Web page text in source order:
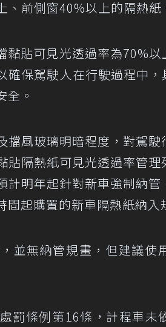
前側窗40%以上的隔熱紙
黏貼可見光透過率為70%
確保駕駛人在行駛過程中
全。
擋風玻璃明暗程度，對駕
隔熱紙可見光透過率管理
計明年起針對新車強制納
起購置的新車隔熱紙納入
並無納管規畫，但建議使
罰條例第16條，計程車未